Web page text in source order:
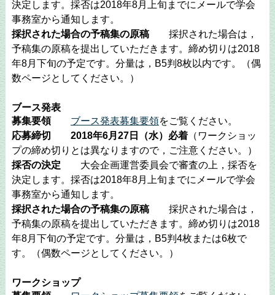
決定します。採否は2018年8月上旬までにメールで学会
事務室から通知します。
採択された場合の予稿集の原稿採択された場合は，
予稿集の原稿を提出していただきます。締め切りは2018
年8月下旬の予定です。分量は，B5判8枚以内です。（偶
数ページとしてください。）
ブース発表
募集要領
ブース発表募集要領をご覧ください。
応募締切
2018年6月27日（水）必着（ワークショッ
プの締め切りとは異なりますので，ご注意ください。）
採否の決定 大会企画運営委員会で審査の上，採否を
決定します。採否は2018年8月上旬までにメールで学会
事務室から通知します。
採択された場合の予稿集の原稿採択された場合は，
予稿集の原稿を提出していただきます。締め切りは2018
年8月下旬の予定です。分量は，B5判4枚または6枚で
す。（偶数ページとしてください。）
ワークショップ